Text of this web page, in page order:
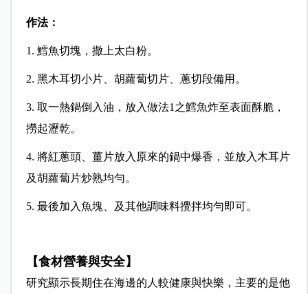
作法：
1. 鱈魚切塊，撒上太白粉。
2. 黑木耳切小片、胡蘿蔔切片、蔥切段備用。
3. 取一熱鍋倒入油，放入做法1之鱈魚炸至表面酥脆，
撈起瀝乾。
4. 將紅蔥頭、薑片放入原來的鍋中爆香，並放入木耳片
及胡蘿蔔片炒熟均勻。
5. 最後加入魚塊、及其他調味料攪拌均勻即可。
【食材營養與安全】
研究顯示長期住在海邊的人較健康與快樂，主要的是他